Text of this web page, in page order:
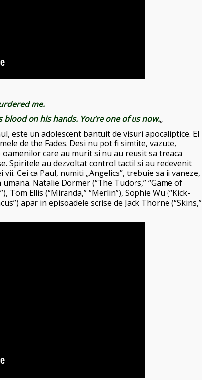
me.
on his hands. You’re one of us now.„
este un adolescent bantuit de visuri apocaliptice. El
de the Fades. Desi nu pot fi simtite, vazute,
care au murit si nu au reusit sa treaca
Spiritele au dezvoltat control tactil si au redevenit
Cei ca Paul, numiti „Angelics”, trebuie sa ii vaneze,
Natalie Dormer (“The Tudors,” “Game of
Tom Ellis (“Miranda,” “Merlin”), Sophie Wu (“Kick-
apar in episoadele scrise de Jack Thorne (“Skins,”